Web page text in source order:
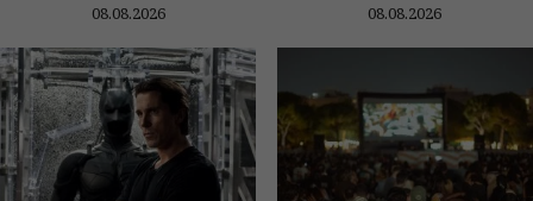
08.08.2026 08.08.2026